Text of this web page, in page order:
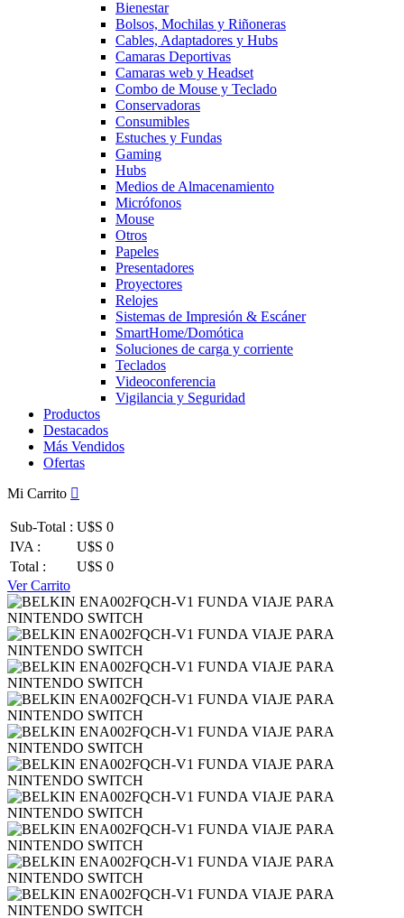
Bienestar
Bolsos, Mochilas y Riñoneras
Cables, Adaptadores y Hubs
Camaras Deportivas
Camaras web y Headset
Combo de Mouse y Teclado
Conservadoras
Consumibles
Estuches y Fundas
Gaming
Hubs
Medios de Almacenamiento
Micrófonos
Mouse
Otros
Papeles
Presentadores
Proyectores
Relojes
Sistemas de Impresión & Escáner
SmartHome/Domótica
Soluciones de carga y corriente
Teclados
Videoconferencia
Vigilancia y Seguridad
Productos
Destacados
Más Vendidos
Ofertas
Mi Carrito
Sub-Total : U$S 0
IVA :
U$S 0
Total :
U$S 0
Ver Carrito